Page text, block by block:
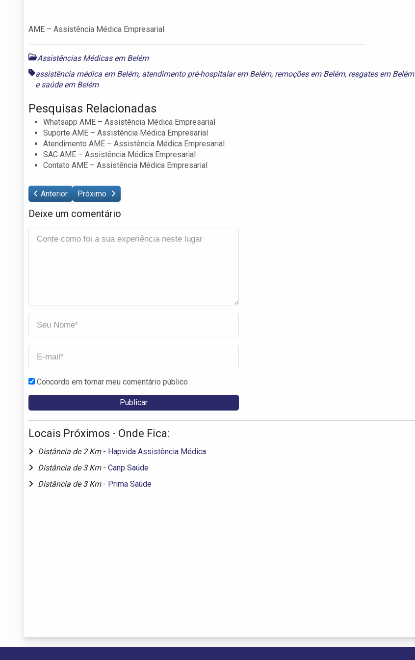
AME – Assistência Médica Empresarial
Assistências Médicas em Belém
assistência médica em Belém, atendimento pré-hospitalar em Belém, remoções em Belém, resgates em Belém
esaúde em Belém
Pesquisas Relacionadas
Whatsapp AME – Assistência Médica Empresarial
Suporte AME – Assistência Médica Empresarial
Atendimento AME – Assistência Médica Empresarial
SAC AME – Assistência Médica Empresarial
Contato AME – Assistência Médica Empresarial
Anterior Próximo
Deixe um comentário
Concordo em tornar meu comentário público
Locais Próximos - Onde Fica:
Distância de 2 Km - Hapvida Assistência Médica
Distância de 3 Km - Canp Saúde
Distância de 3 Km - Prima Saúde